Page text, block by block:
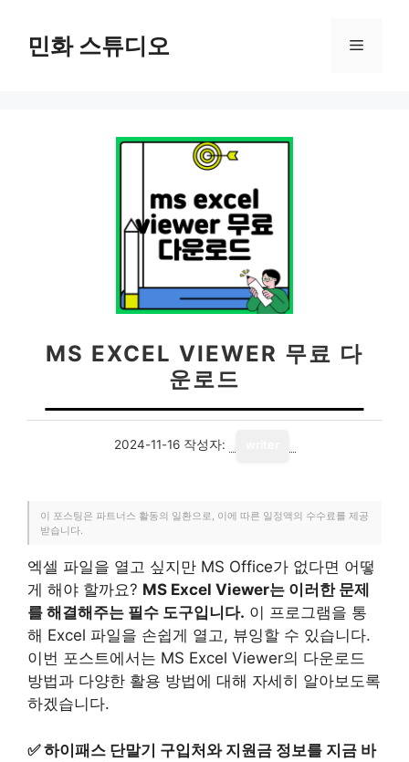
민화 스튜디오 메
MS EXCEL VIEWER 무료 다
운로드
2024-11-16 작성자:
이 포스팅은 파트너스 활동의 일환으로, 이에 따른 일정액의 수수료를 제공
받습니다.
엑셀 파일을 열고 싶지만 MS Office가 없다면 어떻
게 해야 할까요? MS Excel Viewer는 이러한 문제
를 해결해주는 필수 도구입니다. 이 프로그램을 통
해 Excel 파일을 손쉽게 열고, 뷰잉할 수 있습니다.
이번 포스트에서는 MS Excel Viewer의 다운로드
방법과 다양한 활용 방법에 대해 자세히 알아보도록
하겠습니다.
✅하이패스 단말기 구입처와 지원금 정보를 지금 바